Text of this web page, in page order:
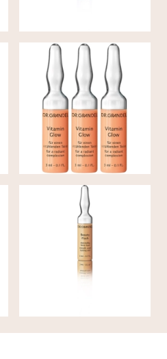
AMPOULE pour visage
et décolleté VITAMIN
GLOW
AMPOULE pour le
visage et le décolleté
BEAUTY FLASH